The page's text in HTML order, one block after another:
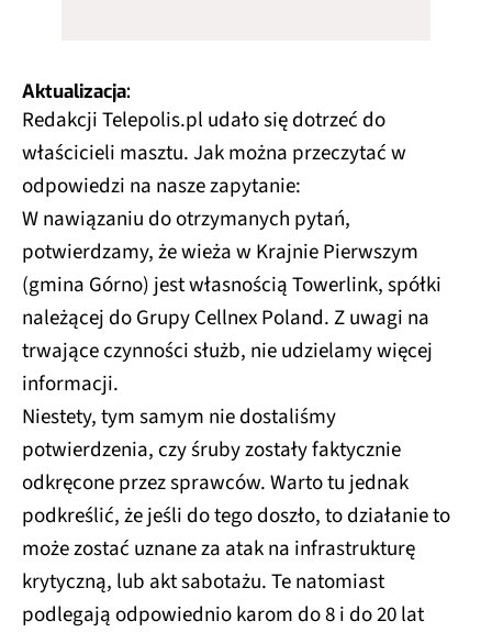
Aktualizacja:
Redakcji Telepolis.pl udało się dotrzeć do
właścicieli masztu. Jak można przeczytać w
odpowiedzi na nasze zapytanie:
W nawiązaniu do otrzymanych pytań,
potwierdzamy, że wieża w Krajnie Pierwszym
(gmina Górno) jest własnością Towerlink, spółki
należącej do Grupy Cellnex Poland. Z uwagi na
trwające czynności służb, nie udzielamy więcej
informacji.
Niestety, tym samym nie dostaliśmy
potwierdzenia, czy śruby zostały faktycznie
odkręcone przez sprawców. Warto tu jednak
podkreślić, że jeśli do tego doszło, to działanie to
może zostać uznane za atak na infrastrukturę
krytyczną, lub akt sabotażu. Te natomiast
podlegają odpowiednio karom do 8 i do 20 lat